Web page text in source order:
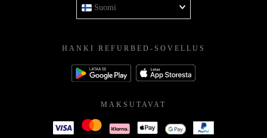
Suomi
HANKI REFURBED-SOVELLUS
MAKSUTAVAT